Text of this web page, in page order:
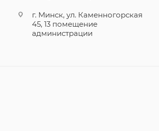
г. Минск, ул. Каменногорская
45, 13 помещение
администрации